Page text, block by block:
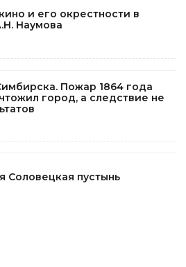
и его окрестности в
Наумова
Пожар 1864 года
город, а следствие не
Соловецкая пустынь